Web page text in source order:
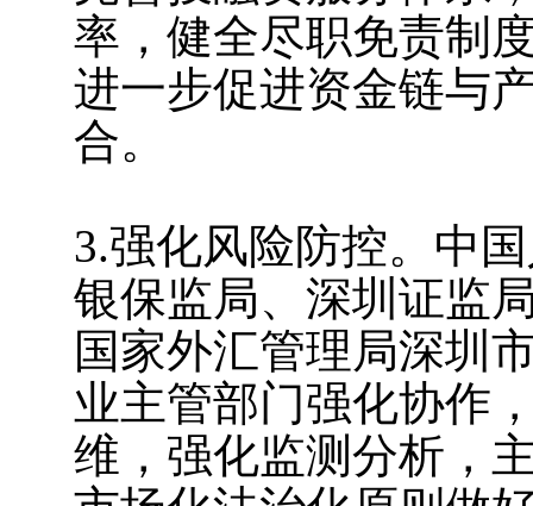
率，健全尽职免责制
进一步促进资金链与
合。
3.强化风险防控。中
银保监局、深圳证监
国家外汇管理局深圳
业主管部门强化协作
维，强化监测分析，